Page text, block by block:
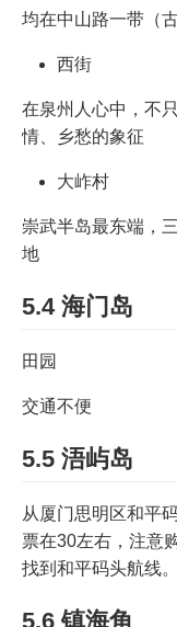
均在中山路一带（
西街
在泉州人心中，不
情、乡愁的象征
大岞村
崇武半岛最东端，
地
5.4 海门岛
田园
交通不便
5.5 浯屿岛
从厦门思明区和平
票在30左右，注意
找到和平码头航线。
5.6 镇海角